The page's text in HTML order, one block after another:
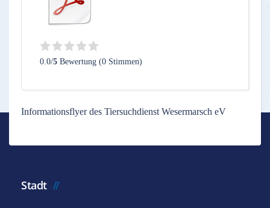
0.0/5 Bewertung (0 Stimmen)
Informationsflyer des Tiersuchdienst Wesermarsch eV
Stadt